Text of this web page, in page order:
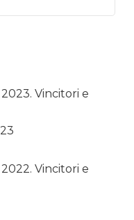
Vincitori e
Vincitori e